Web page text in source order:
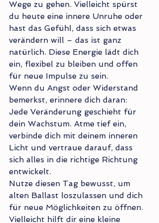
Wege zu gehen. Vielleicht spürst
du heute eine innere Unruhe oder
hast das Gefühl, dass sich etwas
verändern will – das ist ganz
natürlich. Diese Energie lädt dich
ein, flexibel zu bleiben und offen
für neue Impulse zu sein.
Wenn du Angst oder Widerstand
bemerkst, erinnere dich daran:
Jede Veränderung geschieht für
dein Wachstum. Atme tief ein,
verbinde dich mit deinem inneren
Licht und vertraue darauf, dass
sich alles in die richtige Richtung
entwickelt.
Nutze diesen Tag bewusst, um
alten Ballast loszulassen und dich
für neue Möglichkeiten zu öffnen.
Vielleicht hilft dir eine kleine